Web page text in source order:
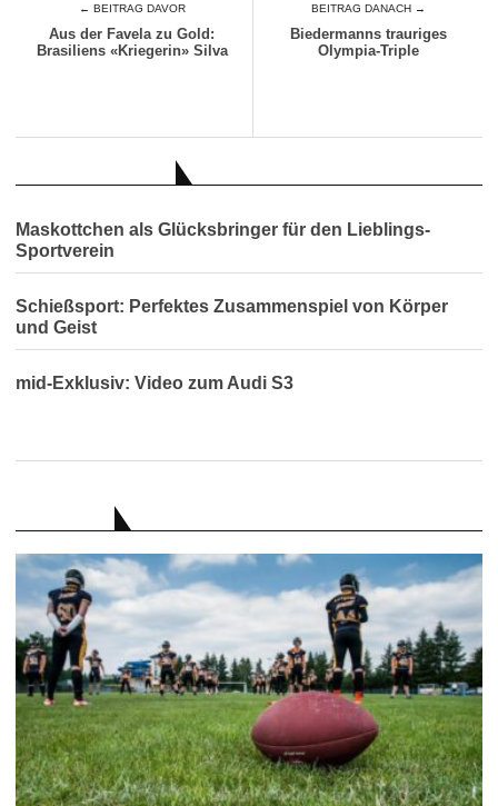
← BEITRAG DAVOR
Aus der Favela zu Gold:
Brasiliens «Kriegerin» Silva
BEITRAG DANACH →
Biedermanns trauriges
Olympia-Triple
Maskottchen als Glücksbringer für den Lieblings-
Sportverein
Schießsport: Perfektes Zusammenspiel von Körper
und Geist
mid-Exklusiv: Video zum Audi S3